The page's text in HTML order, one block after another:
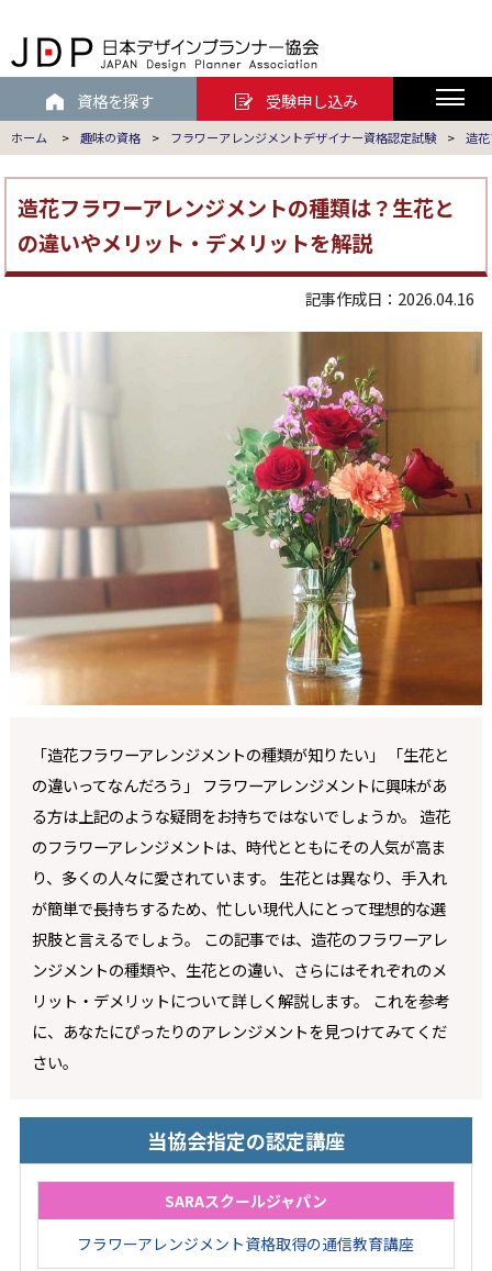
資格を探す 受験申し込み
ホーム > 趣味の資格 > フラワーアレンジメントデザイナー資格認定試験 > 造
造花フラワーアレンジメントの種類は？生花と
の違いやメリット・デメリットを解説
記事作成日：2026.04.16
「造花フラワーアレンジメントの種類が知りたい」 「生花と
の違いってなんだろう」 フラワーアレンジメントに興味があ
る方は上記のような疑問をお持ちではないでしょうか。 造花
のフラワーアレンジメントは、時代とともにその人気が高ま
り、多くの人々に愛されています。 生花とは異なり、手入れ
が簡単で長持ちするため、忙しい現代人にとって理想的な選
択肢と言えるでしょう。 この記事では、造花のフラワーアレ
ンジメントの種類や、生花との違い、さらにはそれぞれのメ
リット・デメリットについて詳しく解説します。 これを参考
に、あなたにぴったりのアレンジメントを見つけてみてくだ
さい。
当協会指定の認定講座
SARAスクールジャパン
フラワーアレンジメント資格取得の通信教育講座